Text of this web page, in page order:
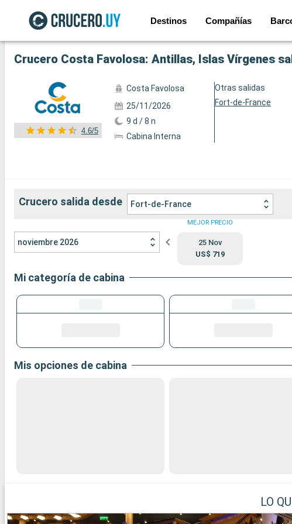
Destinos Compañías
Ver las 36 fotos siguientes
Crucero Costa Favolosa: Antillas, Islas Vírgenes
4.6/5
Costa Favolosa
25/11/2026
9 d / 8 n
Cabina Interna
Otras salidas
Fort-de-France
Crucero salida desde Fort-de-France
noviembre 2026
MEJOR PRECIO
25 Nov
US$ 719
Mi categoría de cabina
Mis opciones de cabina
LO